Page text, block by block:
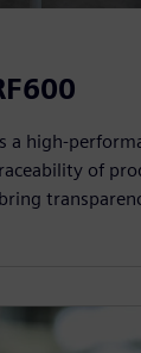
a high-
of